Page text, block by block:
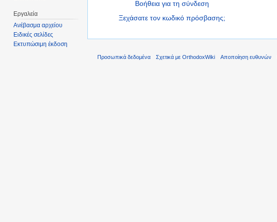
Βοήθεια για τη σύνδεση
Ξεχάσατε τον κωδικό πρόσβασης;
Εργαλεία
Ανέβασμα αρχείου
Ειδικές σελίδες
Εκτυπώσιμη έκδοση
Προσωπικά δεδομένα Σχετικά με OrthodoxWiki Αποποίηση ευθυνών